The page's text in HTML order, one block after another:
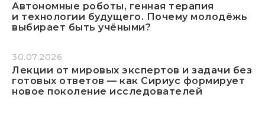
Автономные роботы, генная терапия
и технологии будущего. Почему молодёжь
выбирает быть учёными?
30.07.2026
Лекции от мировых экспертов и задачи без
готовых ответов — как Сириус формирует
новое поколение исследователей